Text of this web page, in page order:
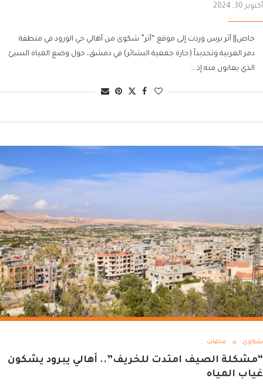
أكتوبر 30, 2024
خاص|| أثر برس وردت إلى موقع “أثر” شكوى من أهالي حي الورود في منطقة
دمر الغربية وتحديداً (حارة جمعية البشائر) في دمشق، حول وضع المياه السيئ
الذي يعانون منه إذ …
شكاوى محليات
“مشكلة الصيف امتدت للخريف”.. أهالي يبرود يشكون
غياب المياه